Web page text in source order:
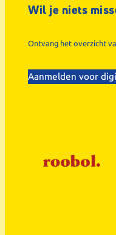
Wil je niets
Ontvang het overzicht
Aanmelden voor